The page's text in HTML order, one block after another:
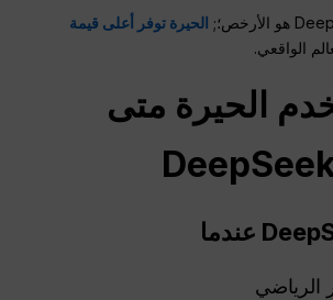
الحيرة توفر أعلى قيمة
الواقعي.
الحيرة متى
الرياضي